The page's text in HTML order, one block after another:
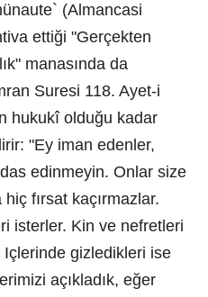
(Almancasi
ettiği "Gerçekten
manasında da
Suresi 118. Ayet-i
hukukî olduğu kadar
"Ey iman edenler,
edinmeyin. Onlar size
fırsat kaçırmazlar.
isterler. Kin ve nefretleri
Içlerinde gizledikleri ise
açıkladık, eğer